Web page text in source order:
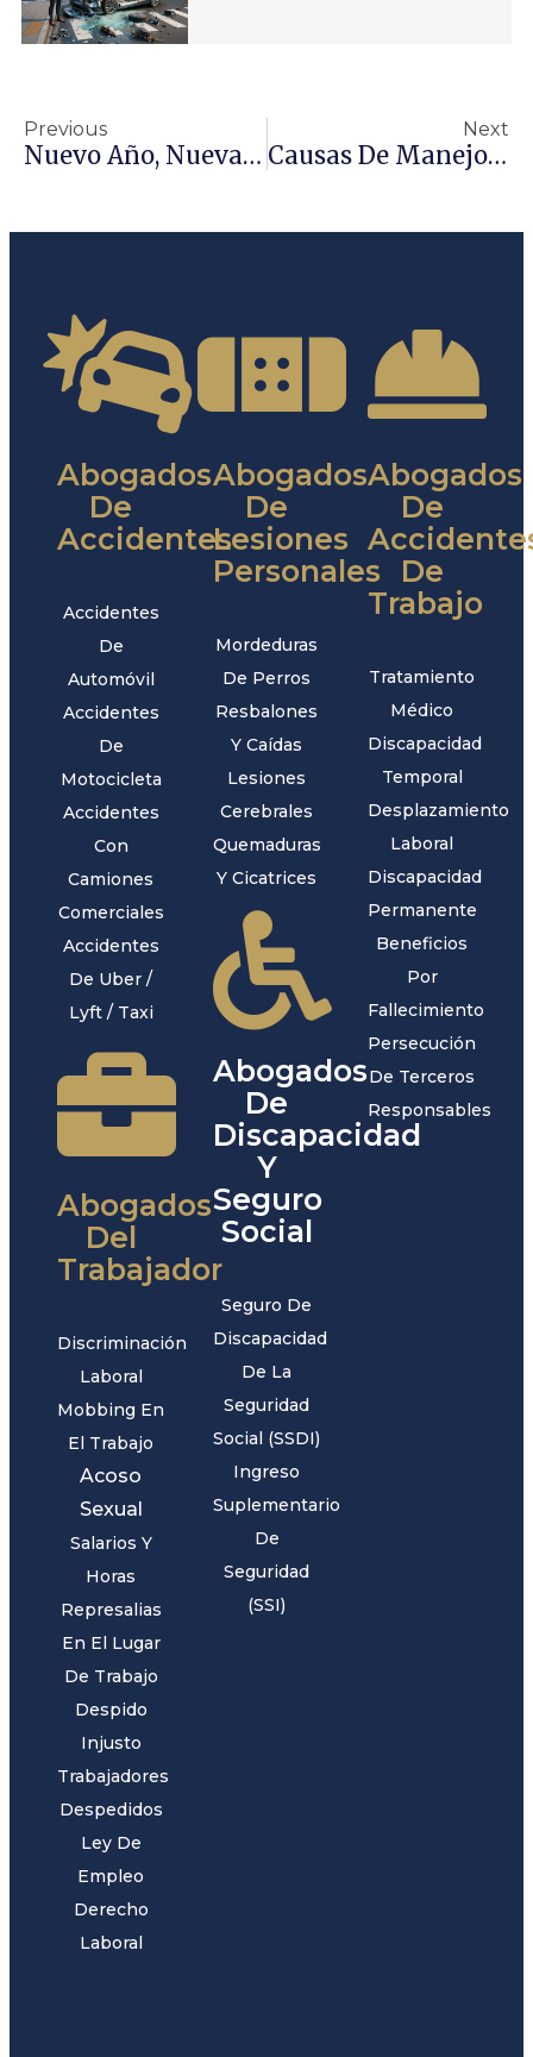
Previous
Nuevo Año, Nuevas Leyes En California
Next
Causas De Manejo Distraído Que Son Poco Conocidas
Abogados
De
Accidentes
Accidentes
De
Automóvil
Accidentes
De
Motocicleta
Accidentes
Con
Camiones
Comerciales
Accidentes
De Uber /
Lyft / Taxi
Abogados
Del
Trabajador
Discriminación
Laboral
Mobbing En
El Trabajo
Acoso
Sexual
Salarios Y
Horas
Represalias
En El Lugar
De Trabajo
Despido
Injusto
Trabajadores
Despedidos
Ley De
Empleo
Derecho
Laboral
Abogados
De
Lesiones
Personales
Mordeduras
De Perros
Resbalones
Y Caídas
Lesiones
Cerebrales
Quemaduras
Y Cicatrices
Abogados
De
Discapacidad
Y
Seguro
Social
Seguro De
Discapacidad
De La
Seguridad
Social (SSDI)
Ingreso
Suplementario
De
Seguridad
(SSI)
Abogados
De
De
Trabajo
Tratamiento
Médico
Discapacidad
Temporal
Desplazamiento
Laboral
Discapacidad
Permanente
Beneficios
Por
Fallecimiento
Persecución
De Terceros
Responsables